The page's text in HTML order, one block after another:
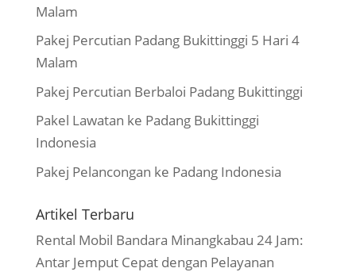
Malam
Pakej Percutian Padang Bukittinggi 5 Hari 4
Malam
Pakej Percutian Berbaloi Padang Bukittinggi
Pakel Lawatan ke Padang Bukittinggi
Indonesia
Pakej Pelancongan ke Padang Indonesia
Artikel Terbaru
Rental Mobil Bandara Minangkabau 24 Jam:
Antar Jemput Cepat dengan Pelayanan